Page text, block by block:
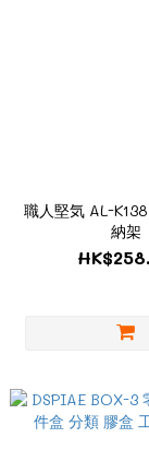
職人堅気 AL-
納架